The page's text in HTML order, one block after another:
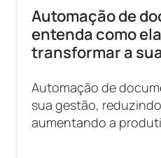
Automação de
entenda como
transformar a
Automação de
sua gestão,
aumentando a